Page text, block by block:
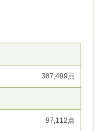
387,499点
97,112点